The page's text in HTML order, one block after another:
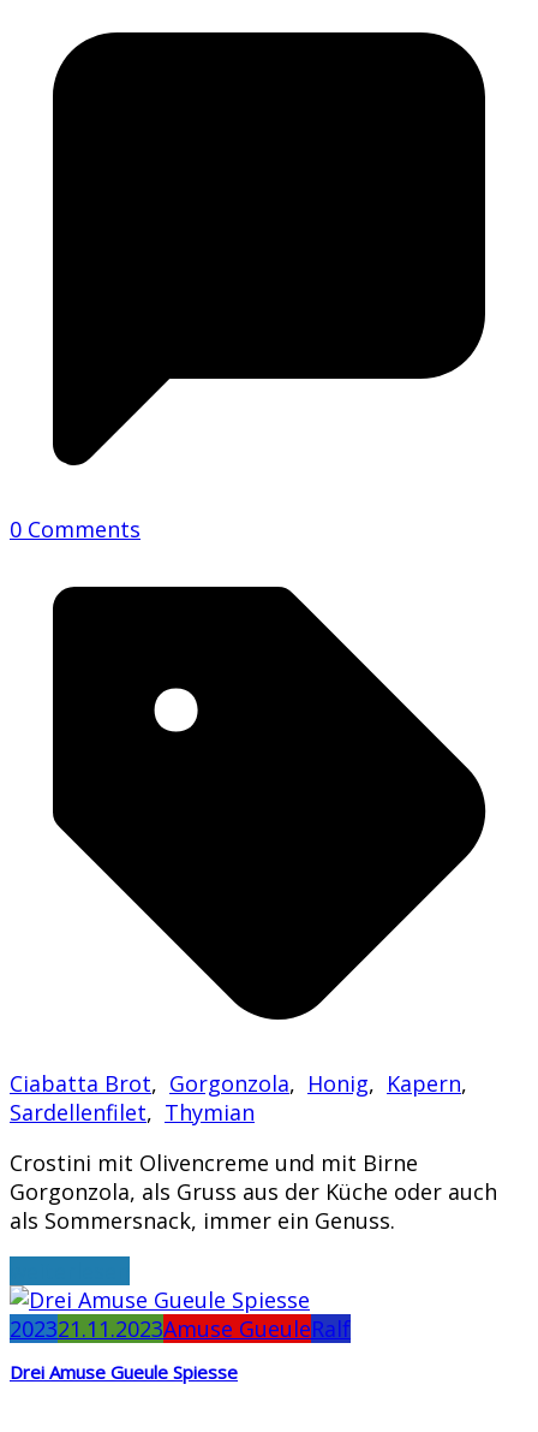
0 Comments
Ciabatta Brot, Gorgonzola, Honig, Kapern,
Sardellenfilet, Thymian
Crostini mit Olivencreme und mit Birne
Gorgonzola, als Gruss aus der Küche oder auch
als Sommersnack, immer ein Genuss.
202321.11.2023Amuse GueuleRalf
Drei Amuse Gueule Spiesse